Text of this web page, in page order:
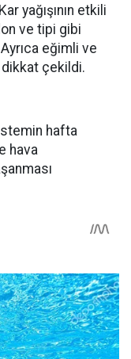
yağışının etkili
ve tipi gibi
eğimli ve
çekildi.
hafta
hava